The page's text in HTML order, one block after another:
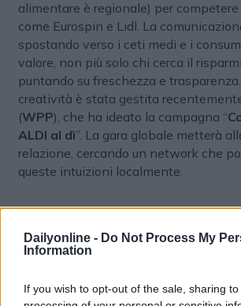
Dailyonline - Do Not Process My
Information
If you wish to opt-out of the sale, sharing
alimentare è regionale) per
come Eurospin e Lidl. La
spostando verso i ceti medi e i
valore, non più solo chi cerca il
puntando su freschezza e
creatività è stata gestita
(WPP), che ha ideato la campagna “
ALDI al dì”. La gara globale metterà
relazione, cercando un network che
queste intuizioni localmente.